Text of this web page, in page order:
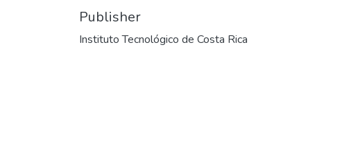
Publisher
Instituto Tecnológico de Costa Rica